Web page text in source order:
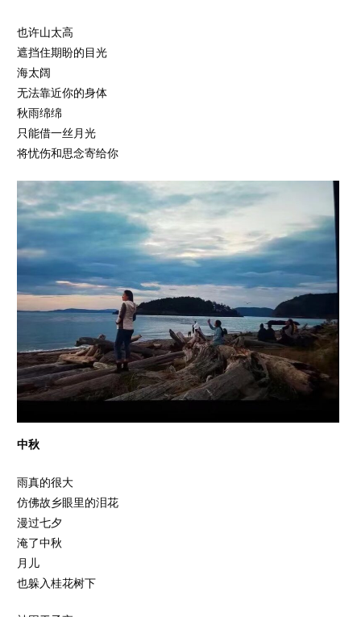
也许山太高
遮挡住期盼的目光
海太阔
无法靠近你的身体
秋雨绵绵
只能借一丝月光
将忧伤和思念寄给你
中秋
雨真的很大
仿佛故乡眼里的泪花
漫过七夕
淹了中秋
月儿
也躲入桂花树下